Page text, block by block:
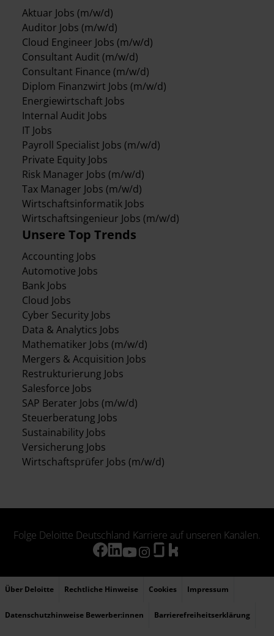
Aktuar Jobs (m/w/d)
Auditor Jobs (m/w/d)
Cloud Engineer Jobs (m/w/d)
Consultant Audit (m/w/d)
Consultant Finance (m/w/d)
Diplom Finanzwirt Jobs (m/w/d)
Energiewirtschaft Jobs
Internal Audit Jobs
IT Jobs
Payroll Specialist Jobs (m/w/d)
Private Equity Jobs
Risk Manager Jobs (m/w/d)
Tax Manager Jobs (m/w/d)
Wirtschaftsinformatik Jobs
Wirtschaftsingenieur Jobs (m/w/d)
Unsere Top Trends
Accounting Jobs
Automotive Jobs
Bank Jobs
Cloud Jobs
Cyber Security Jobs
Data & Analytics Jobs
Mathematiker Jobs (m/w/d)
Mergers & Acquisition Jobs
Restrukturierung Jobs
Salesforce Jobs
SAP Berater Jobs (m/w/d)
Steuerberatung Jobs
Sustainability Jobs
Versicherung Jobs
Wirtschaftsprüfer Jobs (m/w/d)
Folge Deloitte Deutschland Karriere auf unseren Kanälen.
Über Deloitte Rechtliche Hinweise Cookies Impressum
Datenschutzhinweise Bewerber:innen Barrierefreiheitserklärung